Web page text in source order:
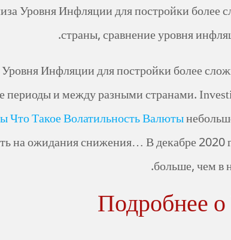
Уровня Инфляции для постройки более
страны, сравнение уровня
Инфляции для постройки более
периоды и между разными странами.
Что Такое Волатильность Валюты
на ожидания снижения… В декабре
больше, чем в
Подробнее